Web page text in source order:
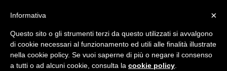
×
Informativa
Questo sito o gli strumenti terzi da questo utilizzati si avvalgono
di cookie necessari al funzionamento ed utili alle finalità illustrate
nella cookie policy. Se vuoi saperne di più o negare il consenso
a tutti o ad alcuni cookie, consulta la cookie policy